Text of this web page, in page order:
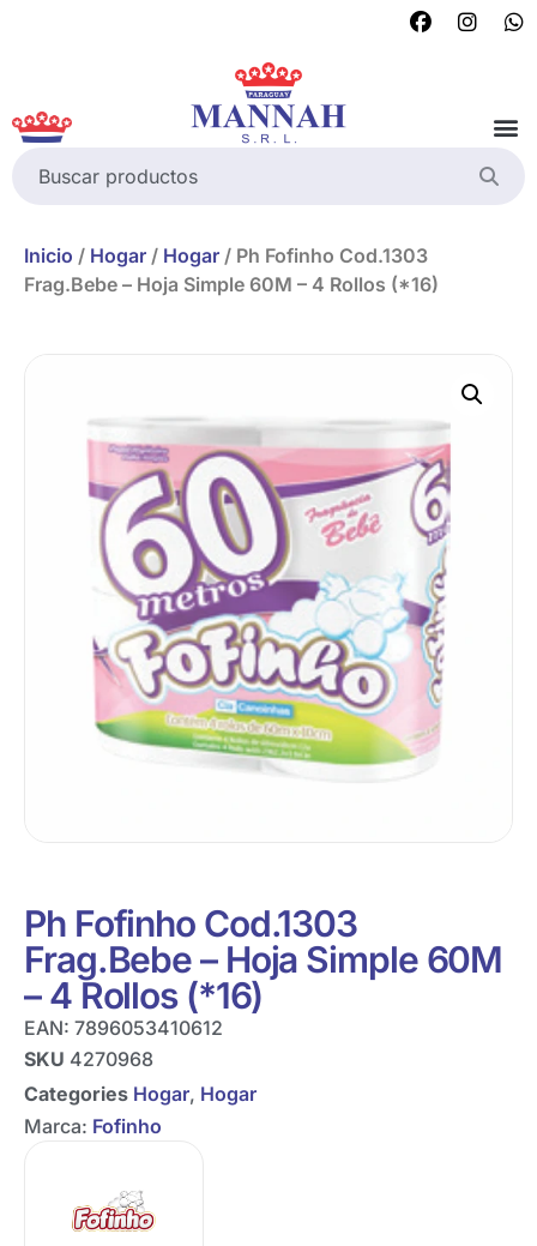
Inicio / Hogar / Hogar / Ph Fofinho Cod.1303
Frag.Bebe – Hoja Simple 60M – 4 Rollos (*16)
Ph Fofinho Cod.1303
Frag.Bebe – Hoja Simple 60M
– 4 Rollos (*16)
EAN: 7896053410612
SKU 4270968
Categories Hogar, Hogar
Marca: Fofinho